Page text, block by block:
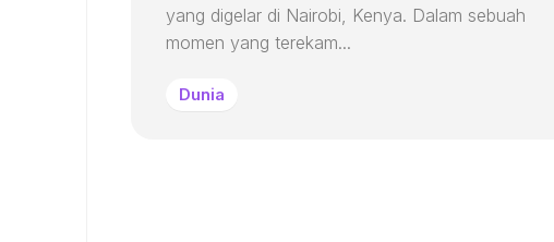
yang digelar di Nairobi, Kenya. Dalam sebuah
momen yang terekam...
Dunia